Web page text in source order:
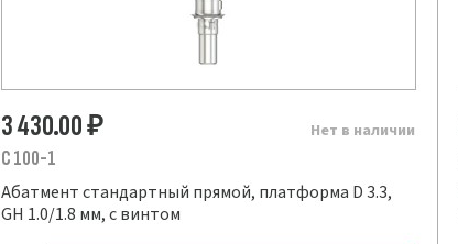
Нет в наличии
3 430.00₽
C 100-1
Абатмент стандартный прямой, платформа D 3.3,
GH 1.0/1.8 мм, с винтом